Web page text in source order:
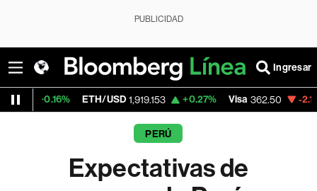
PUBLICIDAD
Ingresar
ETH/USD 1,919.153 +0.27% Visa 362.50 -2.15%
PERÚ
Expectativas de